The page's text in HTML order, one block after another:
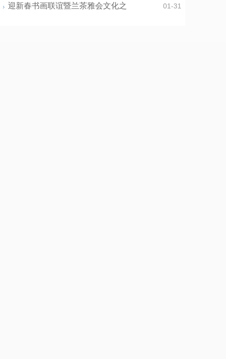
01-31
迎新春书画联谊暨兰茶雅会文化之